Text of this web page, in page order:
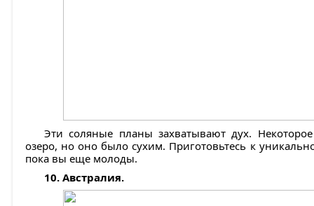
Эти соляные планы захватывают дух.
озеро, но оно было сухим. Приготовьтесь к
пока вы еще молоды.
10. Австралия.